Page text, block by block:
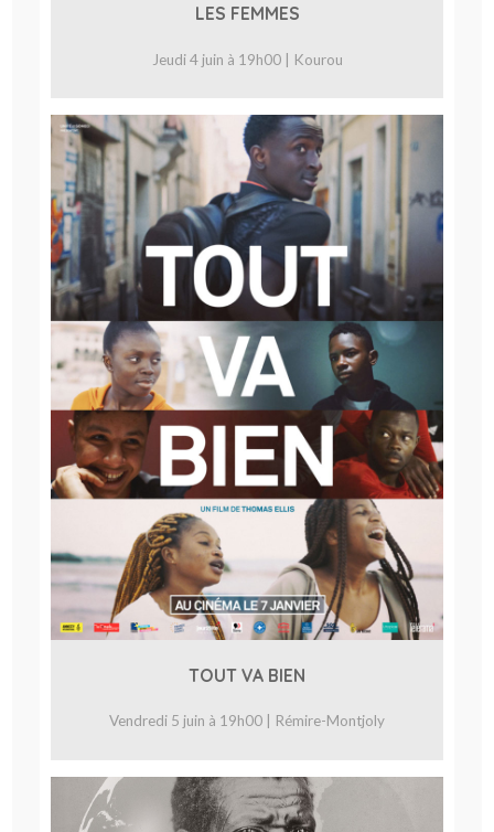
LES FEMMES
Jeudi 4 juin à 19h00 | Kourou
TOUT VA BIEN
Vendredi 5 juin à 19h00 | Rémire-Montjoly